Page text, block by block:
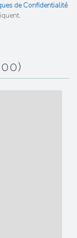
de Confidentialité